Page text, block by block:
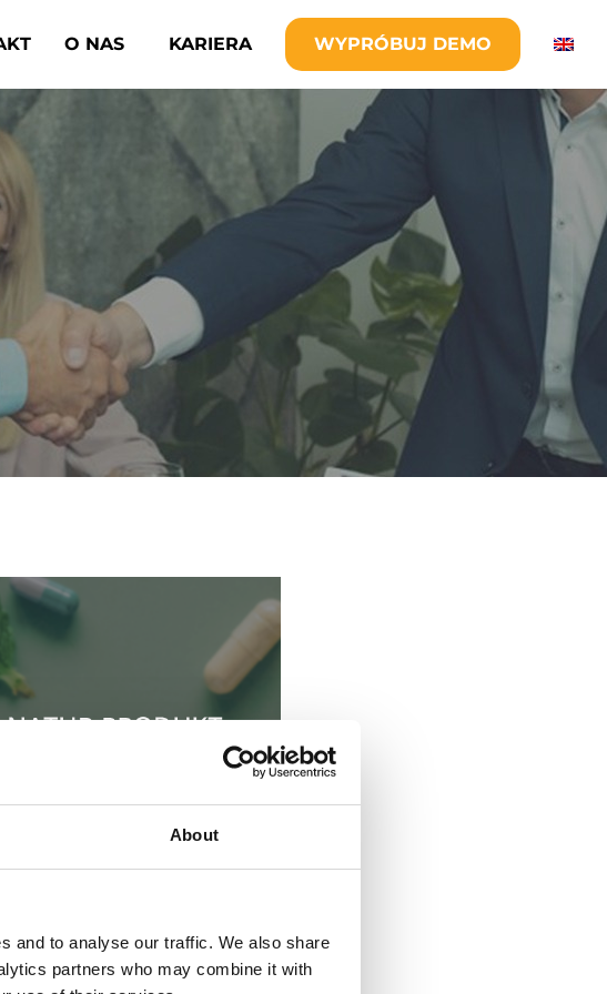
About
and to analyse our traffic. We also share
partners who may combine it with
O NAS KARIERA WYPRÓBUJ DEMO